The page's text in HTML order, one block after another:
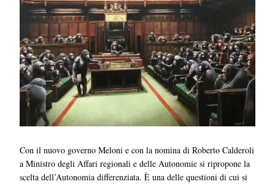
Con il nuovo governo Meloni e con la nomina di Roberto Calderoli
a Ministro degli Affari regionali e delle Autonomie si ripropone la
scelta dell’Autonomia differenziata. È una delle questioni di cui si